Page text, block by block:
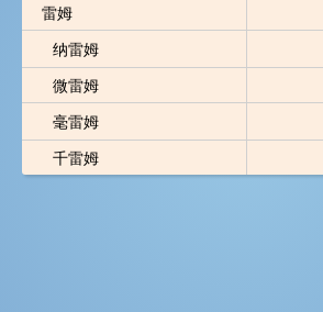
雷姆
纳雷姆
微雷姆
毫雷姆
千雷姆